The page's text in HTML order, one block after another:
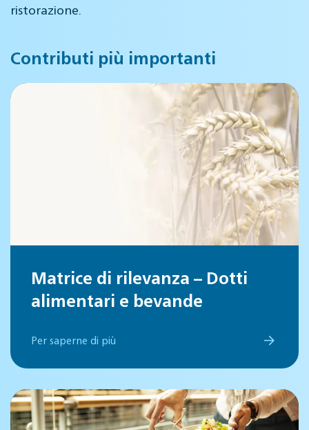
ristorazione.
Contributi più importanti
Matrice di rilevanza – Dotti
alimentari e bevande
Per saperne di più